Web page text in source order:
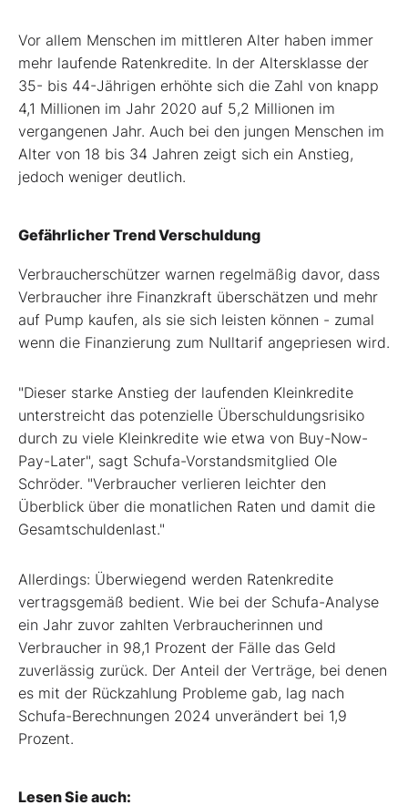
Vor allem Menschen im mittleren Alter haben immer
mehr laufende Ratenkredite. In der Altersklasse der
35- bis 44-Jährigen erhöhte sich die Zahl von knapp
4,1 Millionen im Jahr 2020 auf 5,2 Millionen im
vergangenen Jahr. Auch bei den jungen Menschen im
Alter von 18 bis 34 Jahren zeigt sich ein Anstieg,
jedoch weniger deutlich.
Gefährlicher Trend Verschuldung
Verbraucherschützer warnen regelmäßig davor, dass
Verbraucher ihre Finanzkraft überschätzen und mehr
auf Pump kaufen, als sie sich leisten können - zumal
wenn die Finanzierung zum Nulltarif angepriesen wird.
"Dieser starke Anstieg der laufenden Kleinkredite
unterstreicht das potenzielle Überschuldungsrisiko
durch zu viele Kleinkredite wie etwa von Buy-Now-
Pay-Later", sagt Schufa-Vorstandsmitglied Ole
Schröder. "Verbraucher verlieren leichter den
Überblick über die monatlichen Raten und damit die
Gesamtschuldenlast."
Allerdings: Überwiegend werden Ratenkredite
vertragsgemäß bedient. Wie bei der Schufa-Analyse
ein Jahr zuvor zahlten Verbraucherinnen und
Verbraucher in 98,1 Prozent der Fälle das Geld
zuverlässig zurück. Der Anteil der Verträge, bei denen
es mit der Rückzahlung Probleme gab, lag nach
Schufa-Berechnungen 2024 unverändert bei 1,9
Prozent.
Lesen Sie auch: